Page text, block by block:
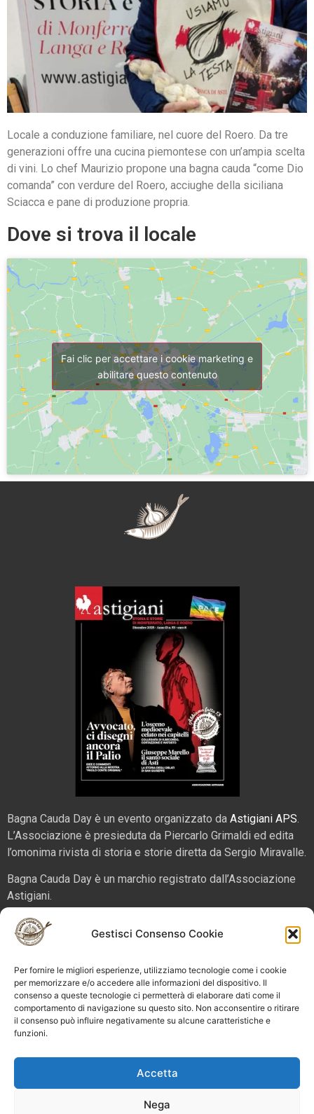
Gestisci Consenso Cookie
Per fornire le migliori esperienze, utilizziamo tecnologie come i cookie
per memorizzare e/o accedere alle informazioni del dispositivo. Il
consenso a queste tecnologie ci permetterà di elaborare dati come il
comportamento di navigazione su questo sito. Non acconsentire o ritirare
il consenso può influire negativamente su alcune caratteristiche e
funzioni.
Accetta
Nega
Locale a conduzione familiare, nel cuore del Roero. Da tre
generazioni offre una cucina piemontese con un’ampia scelta
di vini. Lo chef Maurizio propone una bagna cauda “come Dio
comanda” con verdure del Roero, acciughe della siciliana
Sciacca e pane di produzione propria.
Dove si trova il locale
Fai clic per accettare i cookie marketing e
abilitare questo contenuto
Bagna Cauda Day è un evento organizzato da Astigiani APS
L’Associazione è presieduta da Piercarlo Grimaldi ed edita
l’omonima rivista di storia e storie diretta da Sergio Miravalle.
Bagna Cauda Day è un marchio registrato dall’Associazione
Astigiani.
La nostra sede è in via San Martino 2 (angolo corso Alfieri),
14100 – Asti. Tel. 324 5654070 emailinfo@bagnacaudaday.it
Supplemento al numero 52 di Astigiani testata registrata al
Tribunale di Asti n. 4 del 2012, direttore responsabile Sergio
Miravalle.
Bagna Cauda Day © 2025 Astigiani APS |
Privacy policy
gestione consensi